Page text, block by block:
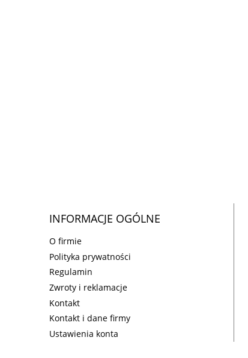
INFORMACJE OGÓLNE
O firmie
Polityka prywatności
Regulamin
Zwroty i reklamacje
Kontakt
Kontakt i dane firmy
Ustawienia konta